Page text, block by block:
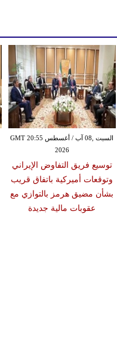
السبت ,08 آب / أغسطس GMT 20:55
2026
توسيع فريق التفاوض الإيراني
وتوقعات أميركية باتفاق قريب
بشأن مضيق هرمز بالتوازي مع
عقوبات مالية جديدة